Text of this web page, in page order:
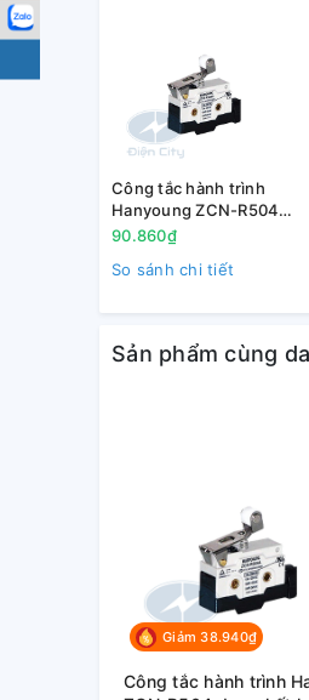
Công tắc hành trình
Hanyoung ZCN-R504
dạng kết hợp con lăn,
90.860₫
So sánh chi tiết
Sản phẩm cùng
Giảm 38.940₫
Công tắc hành trình